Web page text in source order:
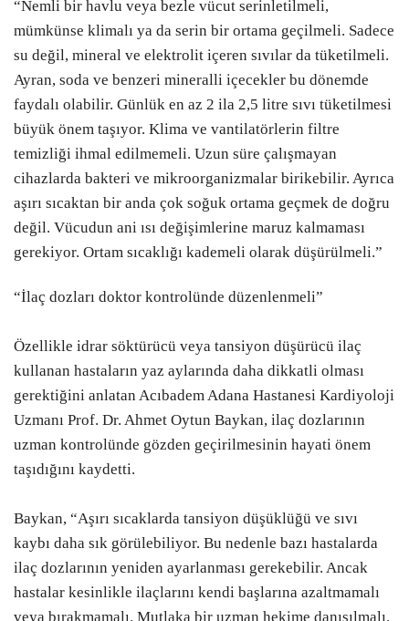
“Nemli bir havlu veya bezle vücut serinletilmeli,
mümkünse klimalı ya da serin bir ortama geçilmeli. Sadece
su değil, mineral ve elektrolit içeren sıvılar da tüketilmeli.
Ayran, soda ve benzeri mineralli içecekler bu dönemde
faydalı olabilir. Günlük en az 2 ila 2,5 litre sıvı tüketilmesi
büyük önem taşıyor. Klima ve vantilatörlerin filtre
temizliği ihmal edilmemeli. Uzun süre çalışmayan
cihazlarda bakteri ve mikroorganizmalar birikebilir. Ayrıca
aşırı sıcaktan bir anda çok soğuk ortama geçmek de doğru
değil. Vücudun ani ısı değişimlerine maruz kalmaması
gerekiyor. Ortam sıcaklığı kademeli olarak düşürülmeli.”
“İlaç dozları doktor kontrolünde düzenlenmeli”
Özellikle idrar söktürücü veya tansiyon düşürücü ilaç
kullanan hastaların yaz aylarında daha dikkatli olması
gerektiğini anlatan Acıbadem Adana Hastanesi Kardiyoloji
Uzmanı Prof. Dr. Ahmet Oytun Baykan, ilaç dozlarının
uzman kontrolünde gözden geçirilmesinin hayati önem
taşıdığını kaydetti.
Baykan, “Aşırı sıcaklarda tansiyon düşüklüğü ve sıvı
kaybı daha sık görülebiliyor. Bu nedenle bazı hastalarda
ilaç dozlarının yeniden ayarlanması gerekebilir. Ancak
hastalar kesinlikle ilaçlarını kendi başlarına azaltmamalı
veya bırakmamalı. Mutlaka bir uzman hekime danışılmalı.